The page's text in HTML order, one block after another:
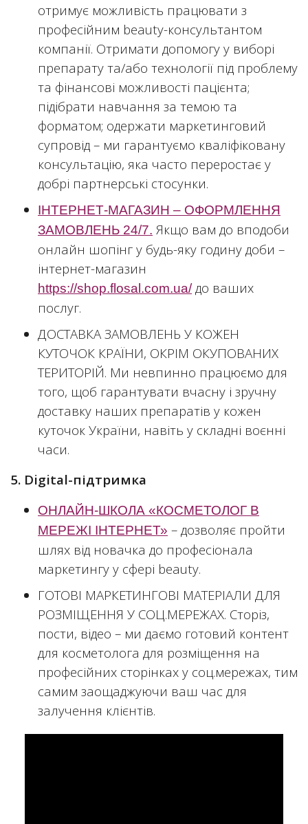
отримує можливість працювати з
професійним beauty-консультантом
компанії. Отримати допомогу у виборі
препарату та/або технології під проблему
та фінансові можливості пацієнта;
підібрати навчання за темою та
форматом; одержати маркетинговий
супровід – ми гарантуємо кваліфіковану
консультацію, яка часто переростає у
добрі партнерські стосунки.
ІНТЕРНЕТ-МАГАЗИН – ОФОРМЛЕННЯ
ЗАМОВЛЕНЬ 24/7. Якщо вам до вподоби
онлайн шопінг у будь-яку годину доби –
інтернет-магазин
https://shop.flosal.com.ua/до ваших
послуг.
ДОСТАВКА ЗАМОВЛЕНЬ У КОЖЕН
КУТОЧОК КРАЇНИ, ОКРІМ ОКУПОВАНИХ
ТЕРИТОРІЙ. Ми невпинно працюємо для
того, щоб гарантувати вчасну і зручну
доставку наших препаратів у кожен
куточок України, навіть у складні воєнні
часи.
5. Digital-підтримка
ОНЛАЙН-ШКОЛА «КОСМЕТОЛОГ В
МЕРЕЖІ ІНТЕРНЕТ» – дозволяє пройти
шлях від новачка до професіонала
маркетингу у сфері beauty.
ГОТОВІ МАРКЕТИНГОВІ МАТЕРІАЛИ ДЛЯ
РОЗМІЩЕННЯ У СОЦ.МЕРЕЖАХ. Сторіз,
пости, відео – ми даємо готовий контент
для косметолога для розміщення на
професійних сторінках у соц.мережах, тим
самим заощаджуючи ваш час для
залучення клієнтів.